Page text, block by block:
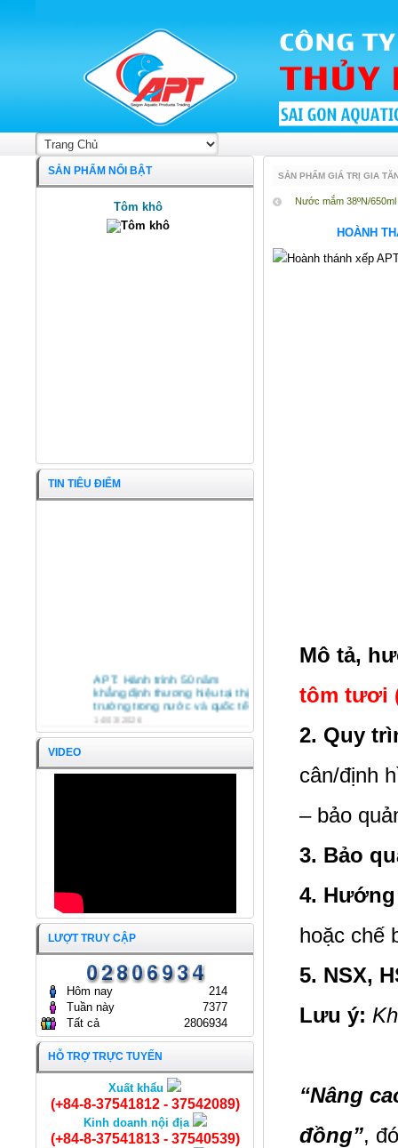
SẢN PHẨM GIÁ TRỊ GIA
Nước mắm 38ºN/650ml
HOÀNH
Mô tả,
tôm tươi
2. Quy
cân/định
– bảo
3. Bảo
4.
hoặc chế
5. NSX,
Lưu ý:
“Nâng
đồng”,
SẢN PHẨM NỔI BẬT
Tôm khô
Chả cá Thát Lát
TIN TIÊU ĐIỂM
APT: Hành trình 50 năm
khẳng định thương hiệu tại thị
trường trong nước và quốc tế
14/03/2026
HỘI NGHỊ TỔNG KẾT HOẠT
ĐỘNG NĂM 2026 CÔNG TY
25/04/2025
ĐẠI HỘI ĐỒNG CỔ ĐÔNG
THƯỜNG NIÊN NĂM 2024
CÔNG TY CỔ PHẦN KINH
DOANH THỦY HẢI SẢN SÀI
GÒN
24/04/2024
VIDEO
LƯỢT TRUY CẬP
Hôm nay
214
Tuần này
7377
Tất cả
2806934
HỖ TRỢ TRỰC TUYẾN
Xuất khẩu
(+84-8-37541812 - 37542089)
Kinh doanh nội địa
(+84-8-37541813 - 37540539)